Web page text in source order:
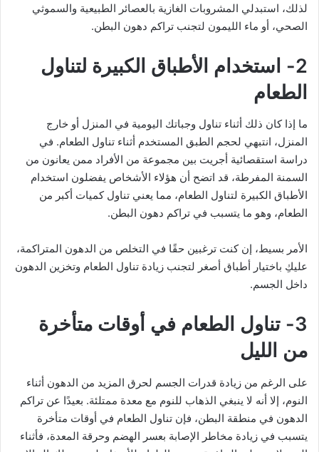
لذلك، استبدلي المشروبات الغازية بالعصائر الطبيعية والسموثي
الصحي، أو ماء الليمون لتجنب تراكم دهون البطن.
2- استخدام الأطباق الكبيرة لتناول
الطعام
ما إذا كان ذلك أثناء تناول وجباتك اليومية في المنزل أو خارج
المنزل، انتبهي لحجم الطبق المستخدم أثناء تناول الطعام. في
دراسة استقصائية أجريت بين مجموعة من الأفراد ممن يعانون من
السمنة المفرطة، قد اتضح أن هؤلاء الأشخاص يفضلون استخدام
الأطباق الكبيرة لتناول الطعام، مما يعني تناول كميات أكبر من
الطعام، وهو ما يتسبب في تراكم دهون البطن.
الأمر بسيط، إن كنت ترغبين حقًا في التخلص من الدهون المتراكمة،
عليكِ باختيار أطباق أصغر لتجنب زيادة تناول الطعام وتخزين الدهون
داخل الجسم.
3- تناول الطعام في أوقات متأخرة
من الليل
على الرغم من زيادة قدرات الجسم لحرق المزيد من الدهون أثناء
النوم، إلا أنه لا ينبغي الذهاب للنوم مع معدة ممتلئة. بعيدًا عن تراكم
الدهون في منطقة البطن، فإن تناول الطعام في أوقات متأخرة
يتسبب في زيادة مخاطر الإصابة بعسر الهضم وحرقة المعدة، فأثناء